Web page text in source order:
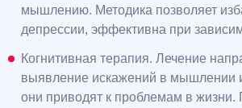
мышлению. Методика позволяет
депрессии, эффективна при
Когнитивная терапия. Лечение
выявление искажений в мышлении
они приводят к проблемам в жизни.